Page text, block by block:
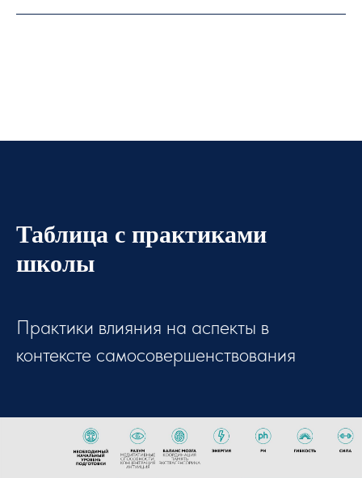
Таблица с практиками
школы
Практики влияния на аспекты в
контексте самосовершенствования